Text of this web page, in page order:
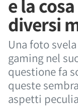
e la
diversi
Una foto
gaming nel
questione fa
queste
aspetti